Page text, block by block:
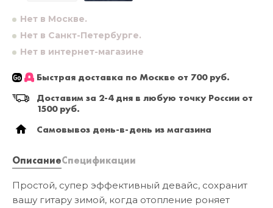
Нет в Москве.
Нет в Санкт-Петербурге.
Нет в интернет-магазине
Быстрая доставка по Москве от 700 руб.
Доставим за 2-4 дня в любую точку России от
1500 руб.
Самовывоз день-в-день из магазина
ОписаниеСпецификации
Простой, супер эффективный девайс, сохранит
вашу гитару зимой, когда отопление роняет